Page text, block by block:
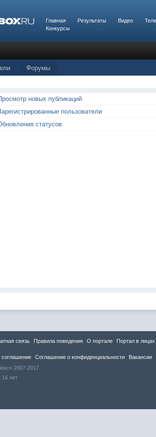
Главная Результаты Видео
Конкурсы
Форумы
новых публикаций
пользователи
статусов
связь Правила повeдения О портале Портал в лицах
соглашение Соглашение о конфиденциальности
Вакансии
2007-2017.
16 лет